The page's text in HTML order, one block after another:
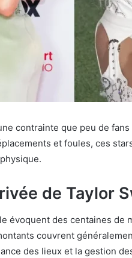
contrainte que peu de
et foules, ces
de Taylor
évoquent des centaines de
couvrent
des lieux et la gestion